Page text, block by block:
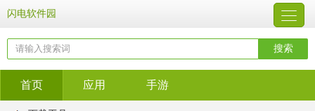
闪电软件园
首页 应用 手游